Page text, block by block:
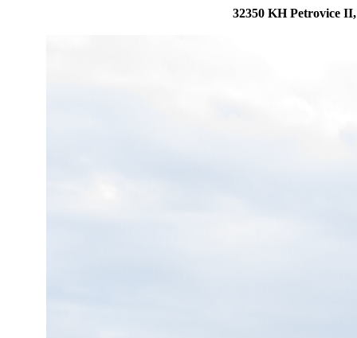
32350 KH Petrovice